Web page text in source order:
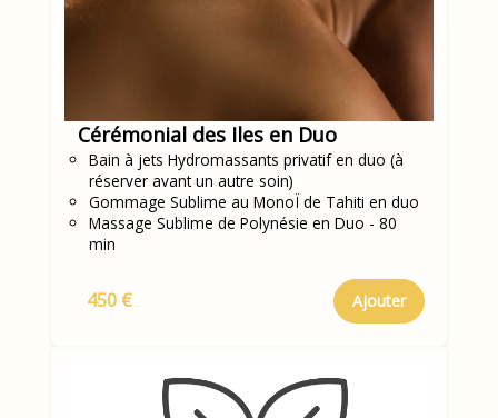
Cérémonial des Iles en Duo
Bain à jets Hydromassants privatif en duo (à
réserver avant un autre soin)
Gommage Sublime au MonoÏ de Tahiti en duo
Massage Sublime de Polynésie en Duo - 80
min
450 € Ajouter